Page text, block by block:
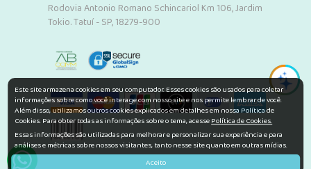
Rodovia Antonio Romano Schincariol Km 106, Jardim
Tokio. Tatuí - SP, 18279-900
Este site armazena cookies em seu computador. Esses cookies são usados para coletar
informações sobre como você interage com nosso site e nos permite lembrar de você.
Além disso, utilizamos outros cookies explicados em detalhes em nossa Política de
Cookies. Para obter todas as informações sobre o tema, acessePolítica de Cookies.
Essas informações são utilizadas para melhorar e personalizar sua experiência e para
análises e métricas sobre nossos visitantes, tanto nesse site quanto em outras mídias.
Aceito